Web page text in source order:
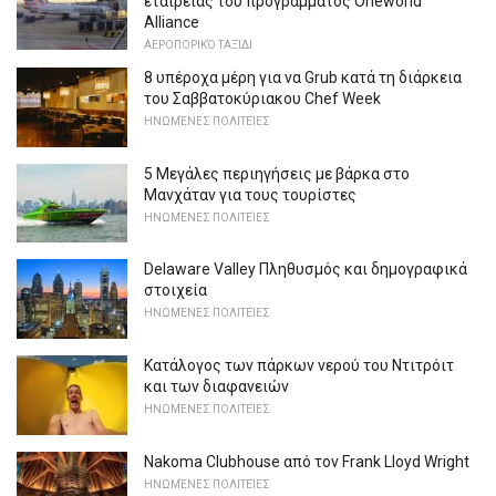
Alliance
ΑΕΡΟΠΟΡΙΚΌ ΤΑΞΊΔΙ
8 υπέροχα μέρη για να Grub κατά τη διάρκεια
του Σαββατοκύριακου Chef Week
ΗΝΩΜΈΝΕΣ ΠΟΛΙΤΕΊΕΣ
5 Μεγάλες περιηγήσεις με βάρκα στο
Μανχάταν για τους τουρίστες
ΗΝΩΜΈΝΕΣ ΠΟΛΙΤΕΊΕΣ
Delaware Valley Πληθυσμός και δημογραφικά
στοιχεία
ΗΝΩΜΈΝΕΣ ΠΟΛΙΤΕΊΕΣ
Κατάλογος των πάρκων νερού του Ντιτρόιτ
και των διαφανειών
ΗΝΩΜΈΝΕΣ ΠΟΛΙΤΕΊΕΣ
Nakoma Clubhouse από τον Frank Lloyd Wright
ΗΝΩΜΈΝΕΣ ΠΟΛΙΤΕΊΕΣ